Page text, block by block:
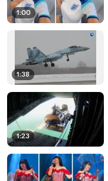
1:00
1:38
1:23